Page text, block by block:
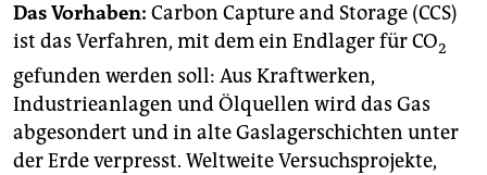
Das Vorhaben: Carbon Capture and Storage (CCS)
ist das Verfahren, mit dem ein Endlager für CO2
gefunden werden soll: Aus Kraftwerken,
Industrieanlagen und Ölquellen wird das Gas
abgesondert und in alte Gaslagerschichten unter
der Erde verpresst. Weltweite Versuchsprojekte,